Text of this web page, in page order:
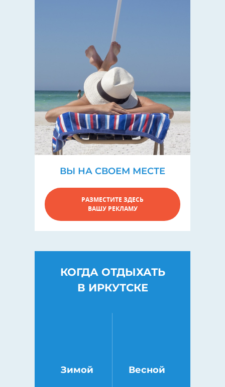
ВЫ НА СВОЕМ МЕСТЕ
РАЗМЕСТИТЕ ЗДЕСЬ
ВАШУ РЕКЛАМУ
КОГДА ОТДЫХАТЬ
В ИРКУТСКЕ
Зимой Весной